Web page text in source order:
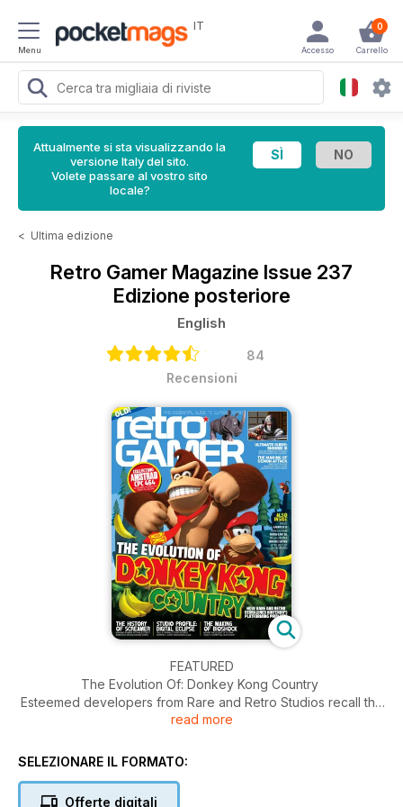
Menu
IT 0
Carrello
Accesso
Attualmente si sta visualizzando la
versione Italy del sito.
Volete passare al vostro sito
locale?
< Ultima edizione
Retro Gamer Magazine Issue 237
Edizione posteriore
English
84
Recensioni
FEATURED
The Evolution Of: Donkey Kong Country
Esteemed developers from Rare and Retro Studios recall the
history behind Nintendo’s popular platforming series
The Making Of: Demon Attack Discover how Rob Fulop left
read more
SELEZIONARE IL FORMATO:
Offerte digitali